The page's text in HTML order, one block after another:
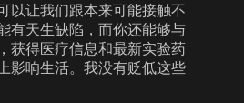
以让我们跟本来可能接触不
有天生缺陷，而你还能够与
获得医疗信息和最新实验药
影响生活。我没有贬低这些